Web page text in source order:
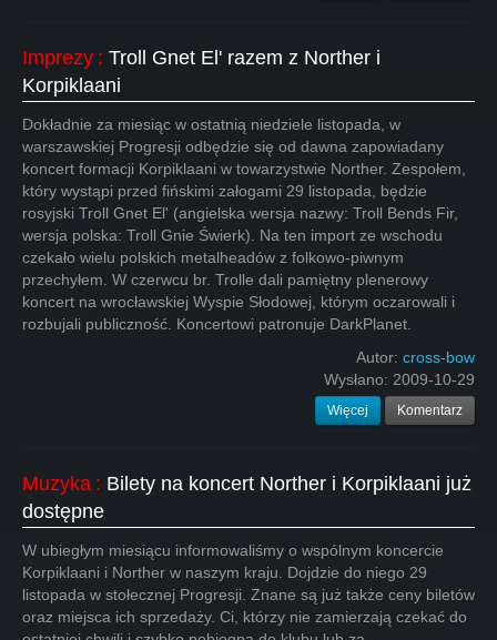
Imprezy : Troll Gnet El' razem z Norther i
Korpiklaani
Dokładnie za miesiąc w ostatnią niedziele listopada, w
warszawskiej Progresji odbędzie się od dawna zapowiadany
koncert formacji Korpiklaani w towarzystwie Norther. Zespołem,
który wystąpi przed fińskimi załogami 29 listopada, będzie
rosyjski Troll Gnet El' (angielska wersja nazwy: Troll Bends Fir,
wersja polska: Troll Gnie Świerk). Na ten import ze wschodu
czekało wielu polskich metalheadów z folkowo-piwnym
przechyłem. W czerwcu br. Trolle dali pamiętny plenerowy
koncert na wrocławskiej Wyspie Słodowej, którym oczarowali i
rozbujali publiczność. Koncertowi patronuje DarkPlanet.
Autor: cross-bow
Wysłano: 2009-10-29
Więcej Komentarz
Muzyka : Bilety na koncert Norther i Korpiklaani już
dostępne
W ubiegłym miesiącu informowaliśmy o wspólnym koncercie
Korpiklaani i Norther w naszym kraju. Dojdzie do niego 29
listopada w stołecznej Progresji. Znane są już także ceny biletów
oraz miejsca ich sprzedaży. Ci, którzy nie zamierzają czekać do